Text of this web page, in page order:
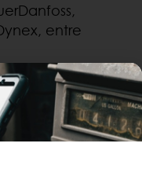
entre
el uso donde se